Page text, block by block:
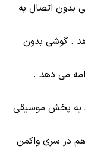
بدون اتصال به
. گوشی بدون
می دهد .
می تواند به پخش موسیقی
هم در سری واکمن